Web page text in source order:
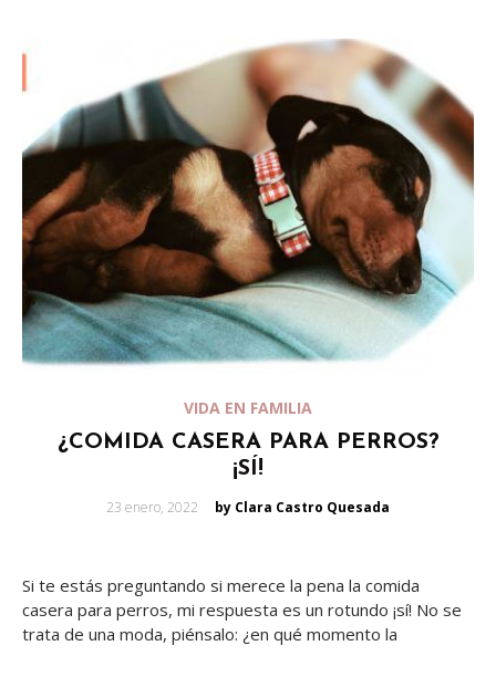
VIDA EN FAMILIA
¿COMIDA CASERA PARA PERROS?
¡SÍ!
Posted
23 enero, 2022 by Clara Castro Quesada
Si te estás preguntando si merece la pena la comida
casera para perros, mi respuesta es un rotundo ¡sí! No se
trata de una moda, piénsalo: ¿en qué momento la